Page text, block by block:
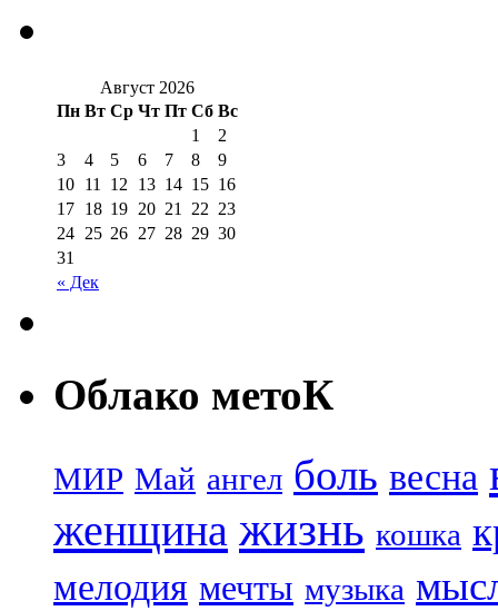
Август 2026
Пн Вт Ср Чт Пт Сб Вс
« Дек
1
2
3
4 5 6 7 8
9
10 11 12 13 14 15 16
17 18 19 20 21 22 23
24 25 26 27 28 29 30
31
Облако метоК
МИР Май ангел боль весна
женщина жизнь кошка
мелодия мечты музыка